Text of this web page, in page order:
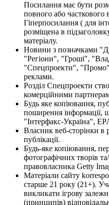
Посилання має бути
повного або часткового
Гіперпосилання ( для
розміщена в
матеріалу.
Новини з позначками
"Регіони", "Гроші",
"Спецпроекти", "Промо"
реклами.
Розділ Спецпроекти
комерційними
Будь яке копіювання,
поширення інформації,
"Інтерфакс-Україна",
Власник веб-сторінки в
публікації.
Будь-яке копіювання,
фотографічних творів
правовласника Getty
Матеріали сайту
старше 21 року (21+).
викликати ігрову
(принципів)